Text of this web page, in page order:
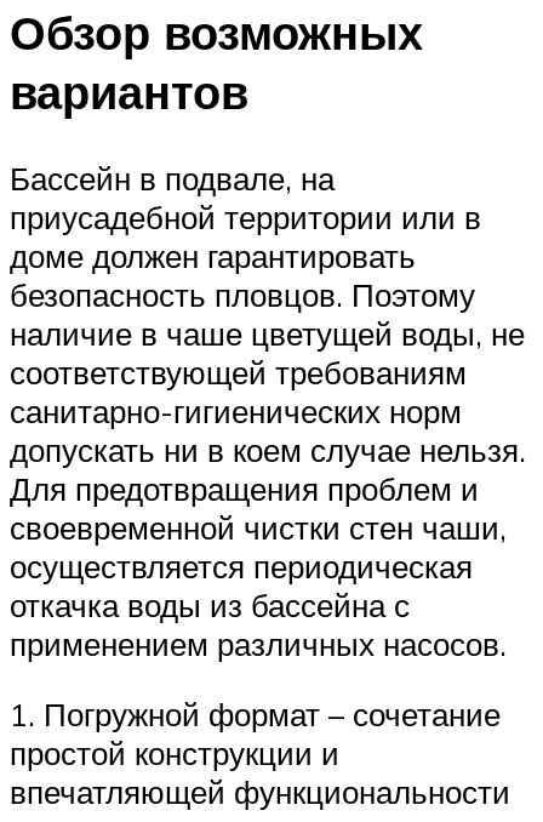
Обзор возможных
вариантов
Бассейн в подвале, на
приусадебной территории или в
доме должен гарантировать
безопасность пловцов. Поэтому
наличие в чаше цветущей воды, не
соответствующей требованиям
санитарно-гигиенических норм
допускать ни в коем случае нельзя.
Для предотвращения проблем и
своевременной чистки стен чаши,
осуществляется периодическая
откачка воды из бассейна с
применением различных насосов.
1. Погружной формат – сочетание
простой конструкции и
впечатляющей функциональности